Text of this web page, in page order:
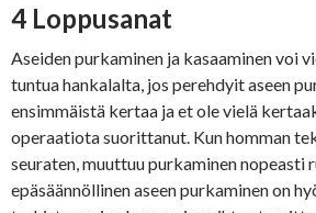
4 Loppusanat
Aseiden purkaminen ja kasaaminen voi
tuntua hankalalta, jos perehdyit aseen
ensimmäistä kertaa ja et ole vielä
operaatiota suorittanut. Kun homman
seuraten, muuttuu purkaminen nopeasti
epäsäännöllinen aseen purkaminen on